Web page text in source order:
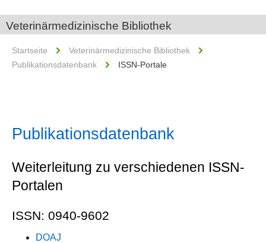
Veterinärmedizinische Bibliothek
Startseite
Veterinärmedizinische Bibliothek
Publikationsdatenbank
ISSN-Portale
Publikationsdatenbank
Weiterleitung zu verschiedenen ISSN-
Portalen
ISSN: 0940-9602
DOAJ